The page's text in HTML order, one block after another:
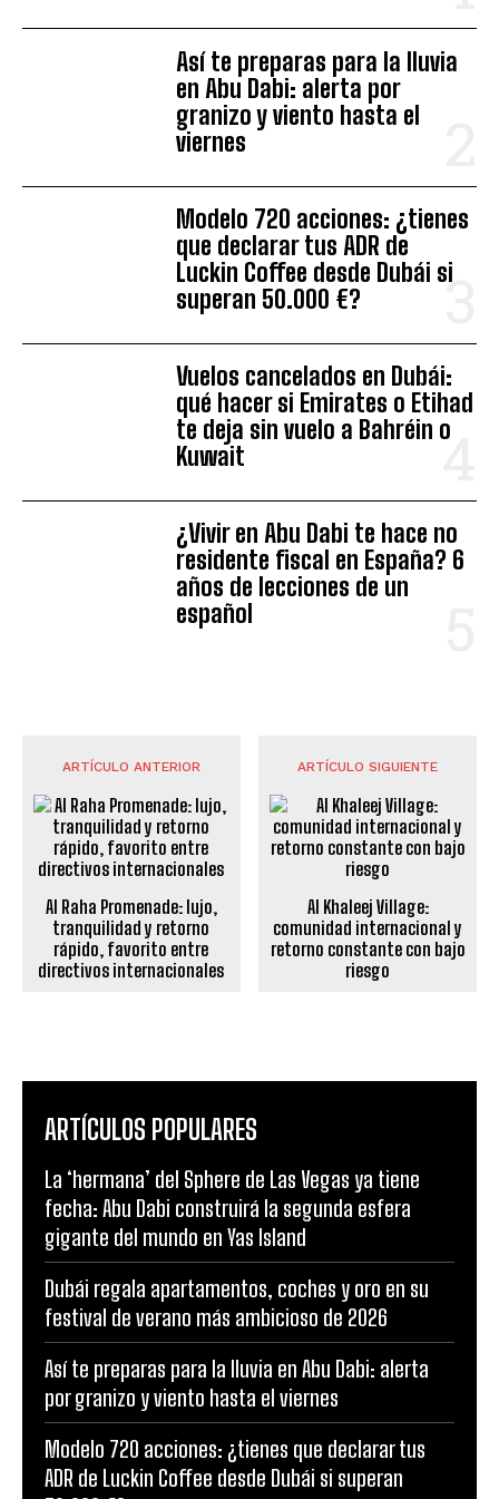
Así te preparas para la lluvia
en Abu Dabi: alerta por
granizo y viento hasta el
viernes
Modelo 720 acciones: ¿tienes
que declarar tus ADR de
Luckin Coffee desde Dubái si
superan 50.000 €?
Vuelos cancelados en Dubái:
qué hacer si Emirates o Etihad
te deja sin vuelo a Bahréin o
Kuwait
¿Vivir en Abu Dabi te hace no
residente fiscal en España? 6
años de lecciones de un
español
ARTÍCULO ANTERIOR
Al Raha Promenade: lujo,
tranquilidad y retorno
rápido, favorito entre
directivos internacionales
ARTÍCULO SIGUIENTE
Al Khaleej Village:
comunidad internacional y
retorno constante con bajo
riesgo
ARTÍCULOS POPULARES
La ‘hermana’ del Sphere de Las Vegas ya tiene
fecha: Abu Dabi construirá la segunda esfera
gigante del mundo en Yas Island
Dubái regala apartamentos, coches y oro en su
festival de verano más ambicioso de 2026
Así te preparas para la lluvia en Abu Dabi: alerta
por granizo y viento hasta el viernes
Modelo 720 acciones: ¿tienes que declarar tus
ADR de Luckin Coffee desde Dubái si superan